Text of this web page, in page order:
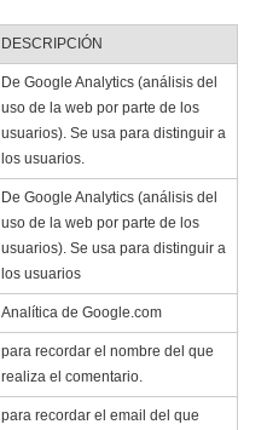
DESCRIPCIÓN
De Google Analytics (análisis del
uso de la web por parte de los
usuarios). Se usa para distinguir a
los usuarios.
De Google Analytics (análisis del
uso de la web por parte de los
usuarios). Se usa para distinguir a
los usuarios
Analítica de Google.com
para recordar el nombre del que
realiza el comentario.
para recordar el email del que